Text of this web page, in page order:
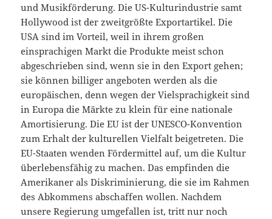
und Musikförderung. Die US-Kulturindustrie samt
Hollywood ist der zweitgrößte Exportartikel. Die
USA sind im Vorteil, weil in ihrem großen
einsprachigen Markt die Produkte meist schon
abgeschrieben sind, wenn sie in den Export gehen;
sie können billiger angeboten werden als die
europäischen, denn wegen der Vielsprachigkeit sind
in Europa die Märkte zu klein für eine nationale
Amortisierung. Die EU ist der UNESCO-Konvention
zum Erhalt der kulturellen Vielfalt beigetreten. Die
EU-Staaten wenden Fördermittel auf, um die Kultur
überlebensfähig zu machen. Das empfinden die
Amerikaner als Diskriminierung, die sie im Rahmen
des Abkommens abschaffen wollen. Nachdem
unsere Regierung umgefallen ist, tritt nur noch